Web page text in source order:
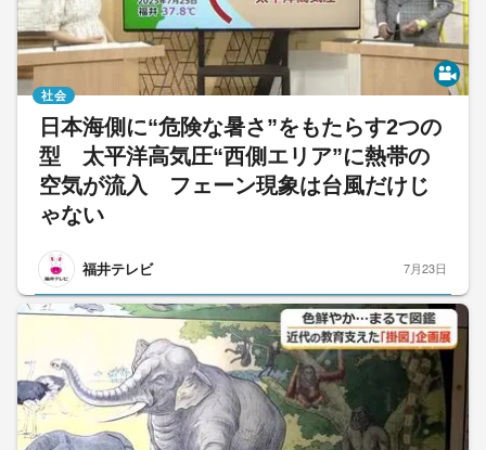
日本海側に“危険な暑さ”をもたらす2つの
型 太平洋高気圧“西側エリア”に熱帯の
空気が流入 フェーン現象は台風だけじ
ゃない
福井テレビ
社会
7月23日